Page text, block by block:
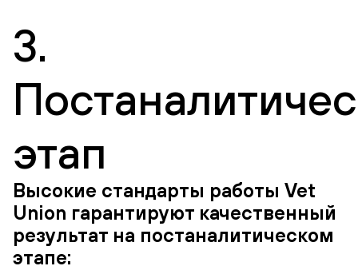
3.
этап
Высокие стандарты работы Vet
Union гарантируют качественный
результат на постаналитическом
этапе: